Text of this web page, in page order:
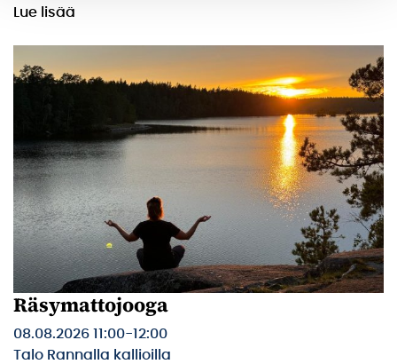
Lue lisää
Räsymattojooga
08.08.2026 11:00-12:00
Talo Rannalla kallioilla